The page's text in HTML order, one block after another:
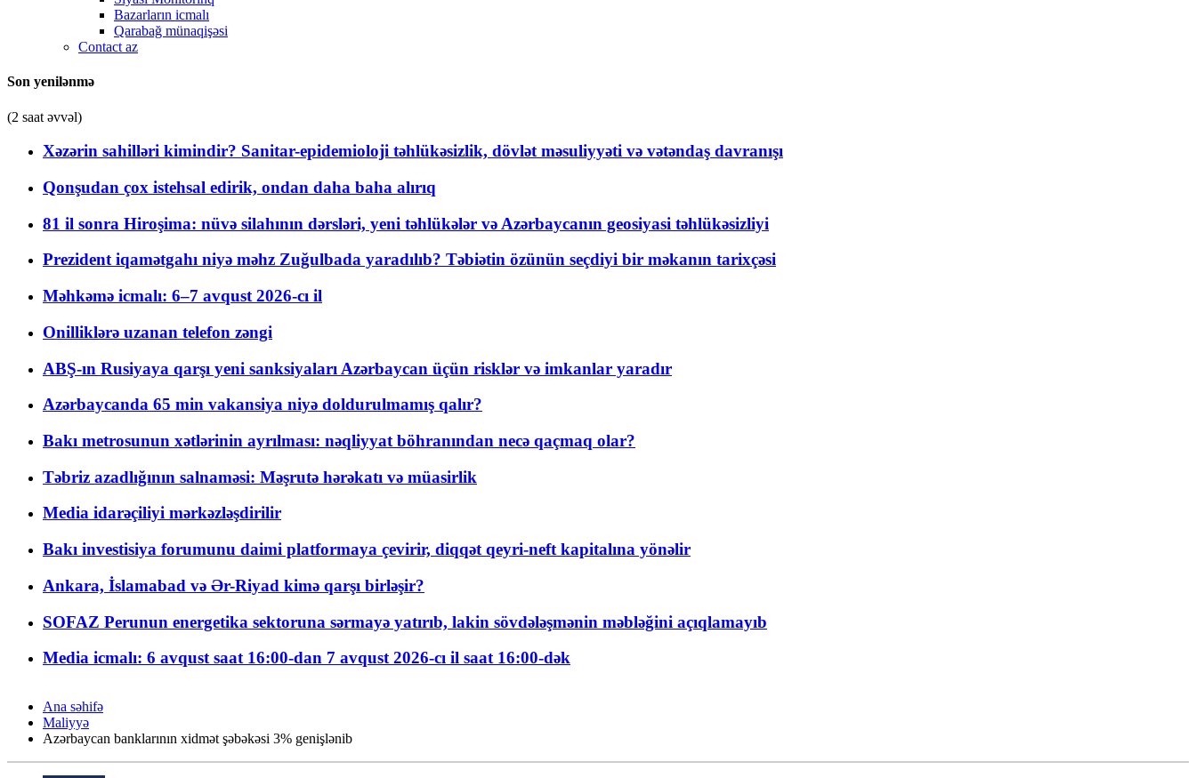
Bazarların icmalı
Qarabağ münaqişəsi
Contact az
Son yenilənmə
(2 saat əvvəl)
Xəzərin sahilləri kimindir? Sanitar-epidemioloji təhlükəsizlik, dövlət məsuliyyəti və vətəndaş davranışı
Qonşudan çox istehsal edirik, ondan daha baha alırıq
81 il sonra Hiroşima: nüvə silahının dərsləri, yeni təhlükələr və Azərbaycanın geosiyasi təhlükəsizliyi
Prezident iqamətgahı niyə məhz Zuğulbada yaradılıb? Təbiətin özünün seçdiyi bir məkanın tarixçəsi
Məhkəmə icmalı: 6–7 avqust 2026-cı il
Onilliklərə uzanan telefon zəngi
ABŞ-ın Rusiyaya qarşı yeni sanksiyaları Azərbaycan üçün risklər və imkanlar yaradır
Azərbaycanda 65 min vakansiya niyə doldurulmamış qalır?
Bakı metrosunun xətlərinin ayrılması: nəqliyyat böhranından necə qaçmaq olar?
Təbriz azadlığının salnaməsi: Məşrutə hərəkatı və müasirlik
Media idarəçiliyi mərkəzləşdirilir
Bakı investisiya forumunu daimi platformaya çevirir, diqqət qeyri-neft kapitalına yönəlir
Ankara, İslamabad və Ər-Riyad kimə qarşı birləşir?
SOFAZ Perunun energetika sektoruna sərmayə yatırıb, lakin sövdələşmənin məbləğini açıqlamayıb
Media icmalı: 6 avqust saat 16:00-dan 7 avqust 2026-cı il saat 16:00-dək
Ana səhifə
Maliyyə
Azərbaycan banklarının xidmət şəbəkəsi 3% genişlənib